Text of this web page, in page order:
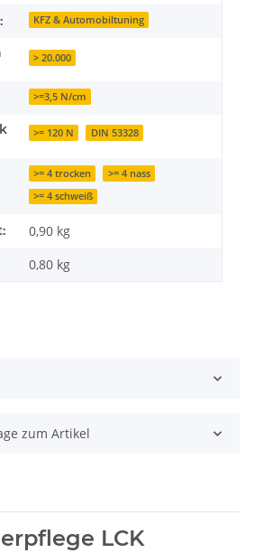
KFZ & Automobiltuning
> 20.000
>=3,5 N/cm
>= 120 N DIN 53328
>= 4 trocken
>= 4 nass
>= 4 schweiß
0,90 kg
0,80 kg
zum Artikel
LCK